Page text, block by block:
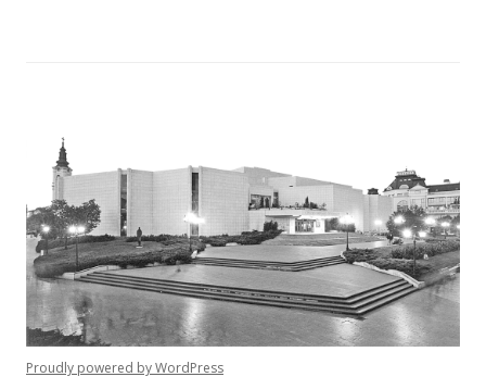
Proudly powered by WordPress